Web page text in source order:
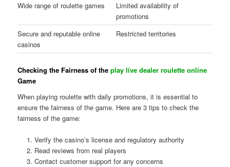
Wide range of roulette games
Limited availability of
promotions
Secure and reputable online
casinos
Restricted territories
Checking the Fairness of theplay live dealer roulette online
Game
When playing roulette with daily promotions, it is essential to
ensure the fairness of the game. Here are 3 tips to check the
fairness of the game:
Verify the casino’s license and regulatory authority
Read reviews from real players
Contact customer support for any concerns